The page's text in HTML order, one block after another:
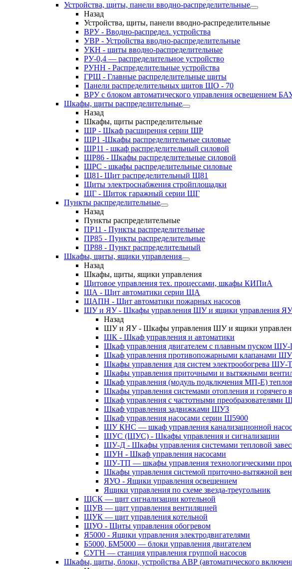
Устройства, щиты, панели вводно-распределительные
Назад
Устройства, щиты, панели вводно-распределительные
ВРУ - Вводно-распредел. устройства
УВР - Устройства вводно-распределительные
УКН - щиты вводно-распределительные
РУ-0,4 — распределительное устройство
РУНН - Распределительные устройства
ГРЩ - Главные распределительные щиты
Панели распределительных щитов ЩО - 70
ВРУ с блоком автоматического управления освещением
Шкафы, щиты распределительные
Назад
Шкафы, щиты распределительные
ШР - Шкаф расширения серии ШР
ШР1 -Шкафы распределительные силовые
ШР11 - шкаф распределительный силовой
ШР86 - Шкафы распределительные силовой
ШРС - шкафы распределительные силовые
Щ81- Щит распределительный Щ81
Щиты электроснабжения стройплощадки
ЩГ - Щиток гаражный серии ЩГ
Пункты распределительные
Назад
Пункты распределительные
ПР11 - Пункты распределительные
ПР85 - Пункты распределительные
ПР88 - Пункт распределительный
Шкафы, щиты, ящики управления
Назад
Шкафы, щиты, ящики управления
Щитовое управления тех. процессами, шкафы КИПиА
ЩА - Щит автоматики серии ЩА
ЩАПН - Щит автоматики пожарных насосов
ШУ и ЯУ - Шкафы управления ШУ и ящики управления ЯУ
Назад
ШУ и ЯУ - Шкафы управления ШУ и ящики
ШК - Шкаф управления и автоматики
Шкаф управления двигателем с плавным пуском
Шкаф управления противопожарными клапанами
Шкафы управления для систем электрообогрева ШУ-
Шкафы управления приточными и вытяжными
Шкаф управления (модуль подключения МП-Е)
Шкафы управления системами отопления и
Шкаф управления с частотными преобразователями
Шкаф управления задвижками ШУЗ
Шкаф управления насосами серии Ш5900
ШУ КНС — шкаф управления канализационной
ШУС (ЩУС) - Шкафы управления и сигнализации
ШУ-Д - Шкафы управления системами тепловой
ШУН - Шкаф управления насосами
ШУ-ТП — шкафы управления технологическими
Шкафы управления системой приточно-вытяжной
ЯУО - Ящики управления освещением
Ящики управления по схеме звезда-треугольник
ЩСК — щит сигнализации котельной
ЩУВ — щит управления вентиляцией
ЩУК — щит управления котельной
ЩУО - Щиты управления обогревом
Я5000 - Ящики управления электродвигателями
Б5000, БМ5000 — блоки управления двигателем
СУГН — станция управления группой насосов
Шкафы, щиты, блоки, устройства АВР (автоматического